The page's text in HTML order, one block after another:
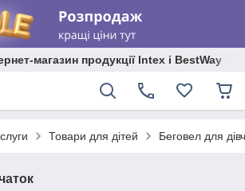
магазин продукції Intex і BestWay
Товари для дітей Беговел для